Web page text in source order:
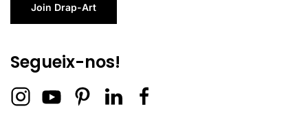
Join Drap-Art
Segueix-nos!